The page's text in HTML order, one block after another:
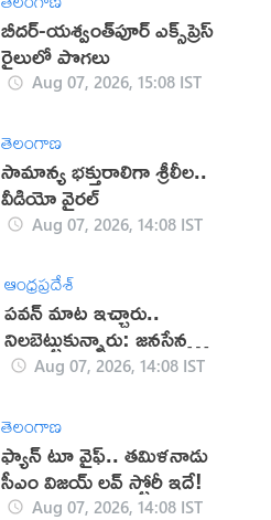
బీదర్-యశ్వంత్‌పూర్ ఎక్స్‌ప్రెస్
రైలులో పొగలు
Aug 07, 2026, 15:08 IST
తెలంగాణ
సామాన్య భక్తురాలిగా శ్రీలీల..
వీడియో వైరల్
Aug 07, 2026, 14:08 IST
ఆంధ్రప్రదేశ్
పవన్ మాట ఇచ్చారు..
నిలబెట్టుకున్నారు: జనసేన
(వీడియో)
Aug 07, 2026, 14:08 IST
తెలంగాణ
ఫ్యాన్ టూ వైఫ్.. తమిళనాడు
సీఎం విజయ్ లవ్ స్టోరీ ఇదే!
Aug 07, 2026, 14:08 IST